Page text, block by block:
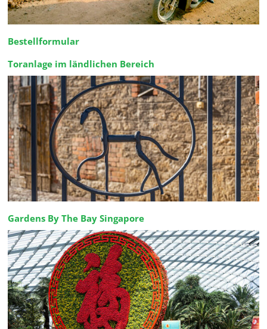
Bestellformular
Toranlage im ländlichen Bereich
Gardens By The Bay Singapore